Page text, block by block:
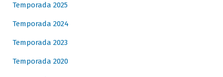
Temporada 2025
Temporada 2024
Temporada 2023
Temporada 2020